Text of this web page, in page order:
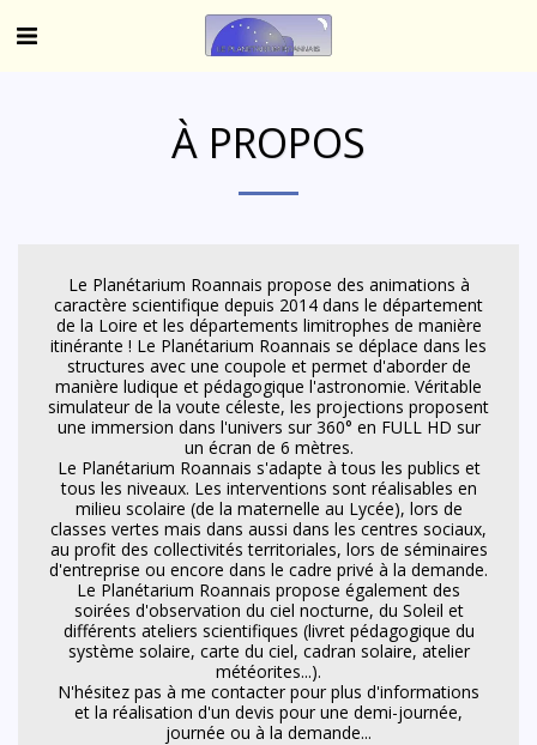
À PROPOS
Le Planétarium Roannais propose des animations à
caractère scientifique depuis 2014 dans le département
de la Loire et les départements limitrophes de manière
itinérante ! Le Planétarium Roannais se déplace dans les
structures avec une coupole et permet d'aborder de
manière ludique et pédagogique l'astronomie. Véritable
simulateur de la voute céleste, les projections proposent
une immersion dans l'univers sur 360° en FULL HD sur
un écran de 6 mètres.
Le Planétarium Roannais s'adapte à tous les publics et
tous les niveaux. Les interventions sont réalisables en
milieu scolaire (de la maternelle au Lycée), lors de
classes vertes mais dans aussi dans les centres sociaux,
au profit des collectivités territoriales, lors de séminaires
d'entreprise ou encore dans le cadre privé à la demande.
Le Planétarium Roannais propose également des
soirées d'observation du ciel nocturne, du Soleil et
différents ateliers scientifiques (livret pédagogique du
système solaire, carte du ciel, cadran solaire, atelier
météorites...).
N'hésitez pas à me contacter pour plus d'informations
et la réalisation d'un devis pour une demi-journée,
journée ou à la demande...